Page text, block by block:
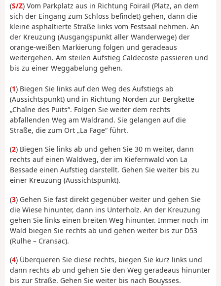
(S/Z) Vom Parkplatz aus in Richtung Foirail (Platz, an dem
sich der Eingang zum Schloss befindet) gehen, dann die
kleine asphaltierte Straße links vom Festsaal nehmen. An
der Kreuzung (Ausgangspunkt aller Wanderwege) der
orange-weißen Markierung folgen und geradeaus
weitergehen. Am steilen Aufstieg Caldecoste passieren und
bis zu einer Weggabelung gehen.
(1) Biegen Sie links auf den Weg des Aufstiegs ab
(Aussichtspunkt) und in Richtung Norden zur Bergkette
„Chaîne des Puits“. Folgen Sie weiter dem rechts
abfallenden Weg am Waldrand. Sie gelangen auf die
Straße, die zum Ort „La Fage“ führt.
(2) Biegen Sie links ab und gehen Sie 30 m weiter, dann
rechts auf einen Waldweg, der im Kiefernwald von La
Bessade einen Aufstieg darstellt. Gehen Sie weiter bis zu
einer Kreuzung (Aussichtspunkt).
(3) Gehen Sie fast direkt gegenüber weiter und gehen Sie
die Wiese hinunter, dann ins Unterholz. An der Kreuzung
gehen Sie links einen breiten Weg hinunter. Immer noch im
Wald biegen Sie rechts ab und gehen weiter bis zur D53
(Rulhe – Cransac).
(4) Überqueren Sie diese rechts, biegen Sie kurz links und
dann rechts ab und gehen Sie den Weg geradeaus hinunter
bis zur Straße. Gehen Sie weiter bis nach Bouysses.